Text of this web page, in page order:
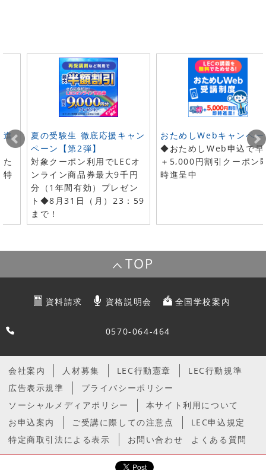
進
特
夏の受験生 徹底応援キャン
ペーン【第2弾】
対象クーポン利用でLECオ
ンライン商品券最大9千円
分（1年間有効）プレゼン
ト◆8月31日（月）23：59
まで！
おためしWebキャンペ
◆おためしWeb申込で早
＋5,000円割引クーポン
時進呈中
TOP
資料請求 資格説明会 全国学校案内
0570-064-464
会社案内 人材募集 LEC行動憲章
LEC行動規準
広告表示規準
プライバシーポリシー
ソーシャルメディアポリシー
本サイト利用について
お申込案内
ご受講に際しての注意点
LEC申込規定
特定商取引法による表示
お問い合わせ よくある質問